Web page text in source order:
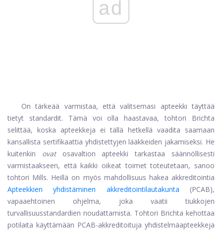
ad
On tärkeää varmistaa, että valitsemasi apteekki täyttää
tietyt standardit. Tämä voi olla haastavaa, tohtori Brichta
selittää, koska apteekkeja ei tällä hetkellä vaadita saamaan
kansallista sertifikaattia yhdistettyjen lääkkeiden jakamiseksi. He
kuitenkin
ovat
osavaltion apteekki tarkastaa säännöllisesti
varmistaakseen, että kaikki oikeat toimet toteutetaan, sanoo
tohtori Mills. Heillä on myös mahdollisuus hakea akkreditointia
Apteekkien yhdistäminen akkreditointilautakunta
(PCAB),
vapaaehtoinen ohjelma, joka vaatii tiukkojen
turvallisuusstandardien noudattamista. Tohtori Brichta kehottaa
potilaita käyttämään PCAB-akkreditoituja yhdistelmäapteekkeja